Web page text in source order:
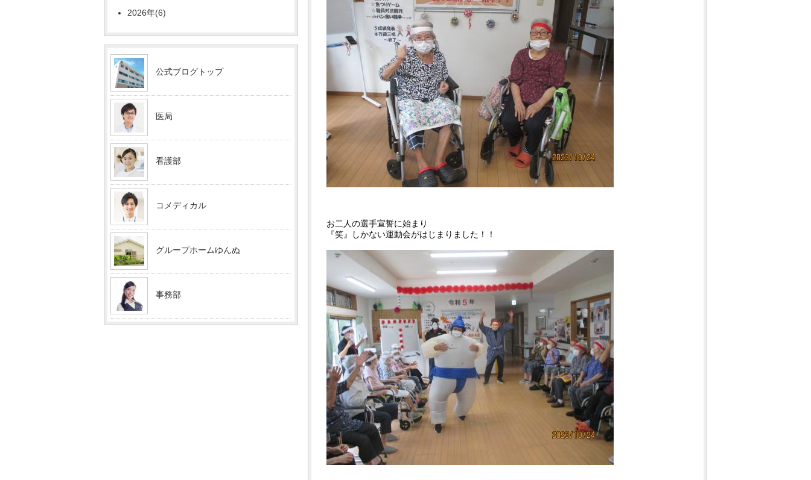
お二人の選手宣誓に始まり
『笑』しかない運動会がはじまりました！！
2026年(6)
公式ブログトップ
医局
看護部
コメディカル
グループホームゆんぬ
事務部